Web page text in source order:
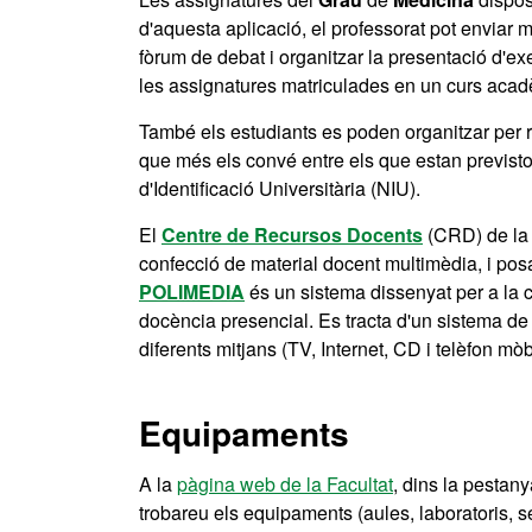
d'aquesta aplicació, el professorat pot enviar
fòrum de debat i organitzar la presentació
les assignatures matriculades en un curs
També els estudiants es poden organitzar
que més els convé entre els que estan
d'Identificació Universitària (NIU).
El Centre de Recursos Docents (CRD) de
confecció de material docent multimèdia, i
POLIMEDIA és un sistema dissenyat per a la
docència presencial. Es tracta d'un sistema
diferents mitjans (TV, Internet, CD i telèfon
Equipaments
A lapàgina web de la Facultat, dins la
trobareu els equipaments (aules, laboratoris,